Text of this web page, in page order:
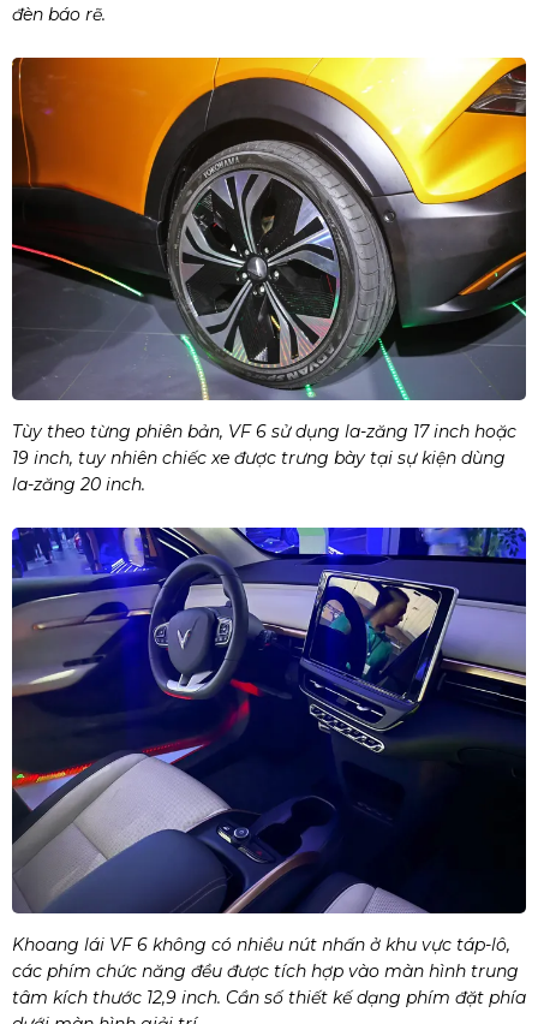
đèn báo rẽ.
Tùy theo từng phiên bản, VF 6 sử dụng la-zăng 17 inch hoặc
19 inch, tuy nhiên chiếc xe được trưng bày tại sự kiện dùng
la-zăng 20 inch.
Khoang lái VF 6 không có nhiều nút nhấn ở khu vực táp-lô,
các phím chức năng đều được tích hợp vào màn hình trung
tâm kích thước 12,9 inch. Cần số thiết kế dạng phím đặt phía